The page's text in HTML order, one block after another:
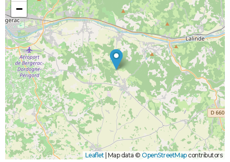
−
Leaflet Map data © OpenStreetMapcontributors